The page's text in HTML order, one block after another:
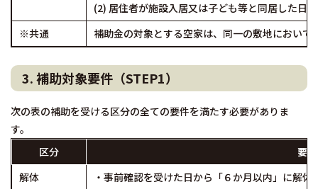
(2) 居住者が施設入居又は子ども等と同居した日
※共通
補助金の対象とする空家は、同一の敷地において
3. 補助対象要件（STEP1）
次の表の補助を受ける区分の全ての要件を満たす必要がありま
す。
区分
要件
解体
・事前確認を受けた日から「６か月以内」に解体